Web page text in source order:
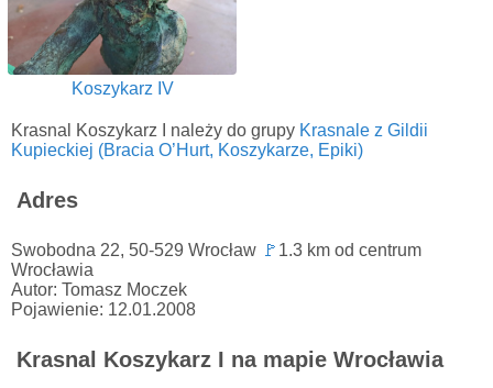
Koszykarz IV
Krasnal Koszykarz I należy do grupy Krasnale z Gildii
Kupieckiej (Bracia O’Hurt, Koszykarze, Epiki)
Adres
Swobodna 22, 50-529 Wrocław 🚩 1.3 km od centrum
Wrocławia
Autor: Tomasz Moczek
Pojawienie: 12.01.2008
Krasnal Koszykarz I na mapie Wrocławia